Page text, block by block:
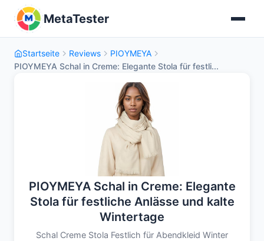
MetaTester
Startseite Reviews
PIOYMEYA
PIOYMEYA Schal in Creme: Elegante Stola für festli...
PIOYMEYA Schal in Creme: Elegante
Stola für festliche Anlässe und kalte
Wintertage
Schal Creme Stola Festlich für Abendkleid Winter